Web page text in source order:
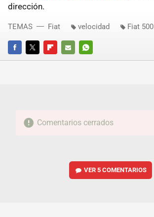
dirección.
FACEBOOKTWITTERFLIPBOARD
E-
WHATSAPP
TEMAS Fiat velocidad Fiat 500
Comentarios cerrados
VER5 COMENTARIOS